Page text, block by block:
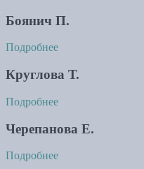
Боянич П.
Подробнее
Круглова Т.
Подробнее
Черепанова Е.
Подробнее